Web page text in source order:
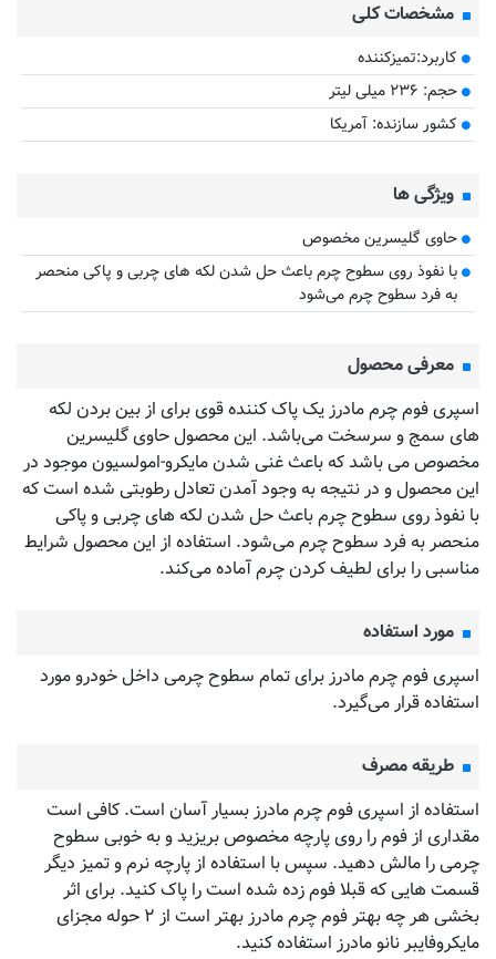
مشخصات کلی
کاربرد:تمیزکننده
حجم: ۲۳۶ میلی لیتر
کشور سازنده: آمریکا
ویژگی ها
حاوی گلیسرین مخصوص
با نفوذ روی سطوح چرم باعث حل شدن لکه های چربی و پاکی منحصر
به فرد سطوح چرم می‌شود
معرفی محصول
اسپری فوم چرم مادرز یک پاک کننده قوی برای از بین بردن لکه
های سمج و سرسخت می‌باشد. این محصول حاوی گلیسرین
مخصوص می باشد که باعث غنی شدن مایکرو-امولسیون موجود در
این محصول و در نتیجه به وجود آمدن تعادل رطوبتی شده است که
با نفوذ روی سطوح چرم باعث حل شدن لکه های چربی و پاکی
منحصر به فرد سطوح چرم می‌شود. استفاده از این محصول شرایط
مناسبی را برای لطیف کردن چرم آماده می‌کند.
مورد استفاده
اسپری فوم چرم مادرز برای تمام سطوح چرمی داخل خودرو مورد
استفاده قرار می‌گیرد.
طریقه مصرف
استفاده از اسپری فوم چرم مادرز بسیار آسان است. کافی است
مقداری از فوم را روی پارچه مخصوص بریزید و به خوبی سطوح
چرمی را مالش دهید. سپس با استفاده از پارچه نرم و تمیز دیگر
قسمت هایی که قبلا فوم زده شده است را پاک کنید. برای اثر
بخشی هر چه بهتر فوم چرم مادرز بهتر است از ۲ حوله مجزای
مایکروفایبر نانو مادرز استفاده کنید.